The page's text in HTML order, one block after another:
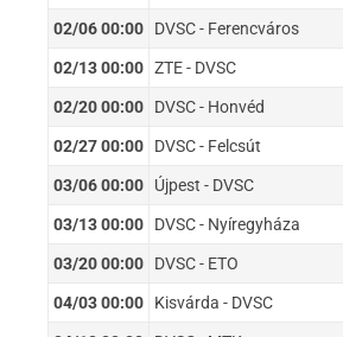
02/06 00:00 DVSC - Ferencváros
02/13 00:00 ZTE - DVSC
02/20 00:00 DVSC - Honvéd
02/27 00:00 DVSC - Felcsút
03/06 00:00 Újpest - DVSC
03/13 00:00 DVSC - Nyíregyháza
03/20 00:00 DVSC - ETO
04/03 00:00 Kisvárda - DVSC